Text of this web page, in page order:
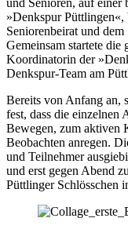
»Denkspur
Seniorenbeirat und
Gemeinsam startete
Koordinatorin der
Denkspur-Team am
Bereits von Anfang an,
fest, dass die einzelnen
Bewegen, zum aktiven
Beobachten anregen.
und Teilnehmer
und erst gegen Abend
Püttlinger Schlösschen